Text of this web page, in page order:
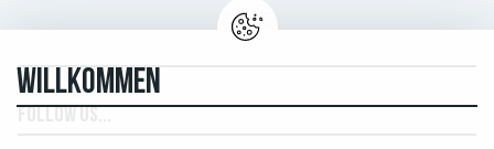
WILLKOMMEN